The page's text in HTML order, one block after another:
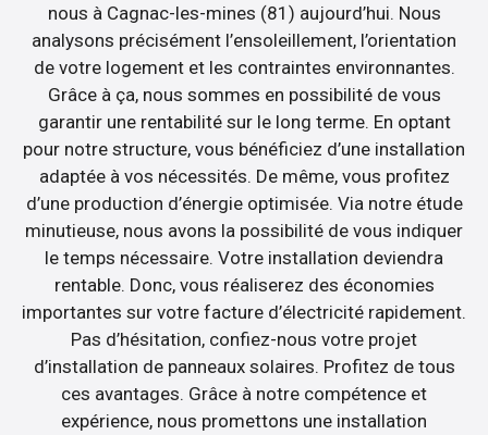
nous à Cagnac-les-mines (81) aujourd’hui. Nous
analysons précisément l’ensoleillement, l’orientation
de votre logement et les contraintes environnantes.
Grâce à ça, nous sommes en possibilité de vous
garantir une rentabilité sur le long terme. En optant
pour notre structure, vous bénéficiez d’une installation
adaptée à vos nécessités. De même, vous profitez
d’une production d’énergie optimisée. Via notre étude
minutieuse, nous avons la possibilité de vous indiquer
le temps nécessaire. Votre installation deviendra
rentable. Donc, vous réaliserez des économies
importantes sur votre facture d’électricité rapidement.
Pas d’hésitation, confiez-nous votre projet
d’installation de panneaux solaires. Profitez de tous
ces avantages. Grâce à notre compétence et
expérience, nous promettons une installation